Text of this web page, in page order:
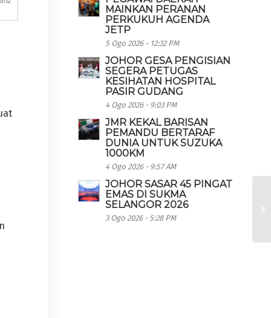
MAINKAN PERANAN
PERKUKUH AGENDA
JETP
5 Ogo 2026 - 12:32 PM
JOHOR GESA PENGISIAN
SEGERA PETUGAS
KESIHATAN HOSPITAL
PASIR GUDANG
4 Ogo 2026 - 9:03 PM
JMR KEKAL BARISAN
PEMANDU BERTARAF
DUNIA UNTUK SUZUKA
1000KM
4 Ogo 2026 - 9:57 AM
JOHOR SASAR 45 PINGAT
EMAS DI SUKMA
SELANGOR 2026
3 Ogo 2026 - 5:28 PM